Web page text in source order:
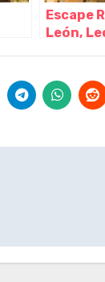
Escape
León,